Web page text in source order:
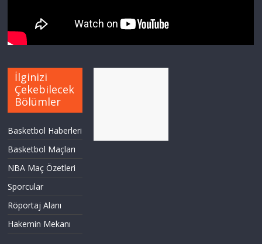
İlginizi
Çekebilecek
Bölümler
Basketbol Haberleri
Basketbol Maçları
NBA Maç Özetleri
Sporcular
Röportaj Alanı
Hakemin Mekanı